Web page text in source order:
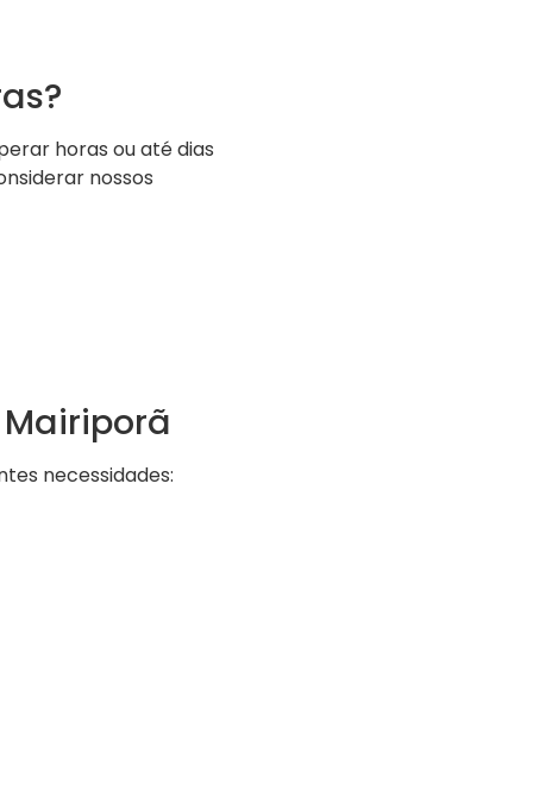
horas ou até dias
nossos
necessidades: